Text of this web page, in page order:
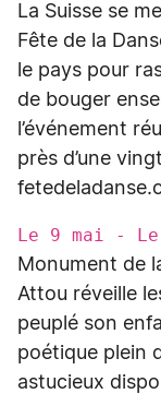
La Suisse se
Fête de la
le pays pour
de bouger
l’événement
près d’une
Le 9 mai - Le
Monument de
Attou réveille
peuplé son
poétique plein
astucieux